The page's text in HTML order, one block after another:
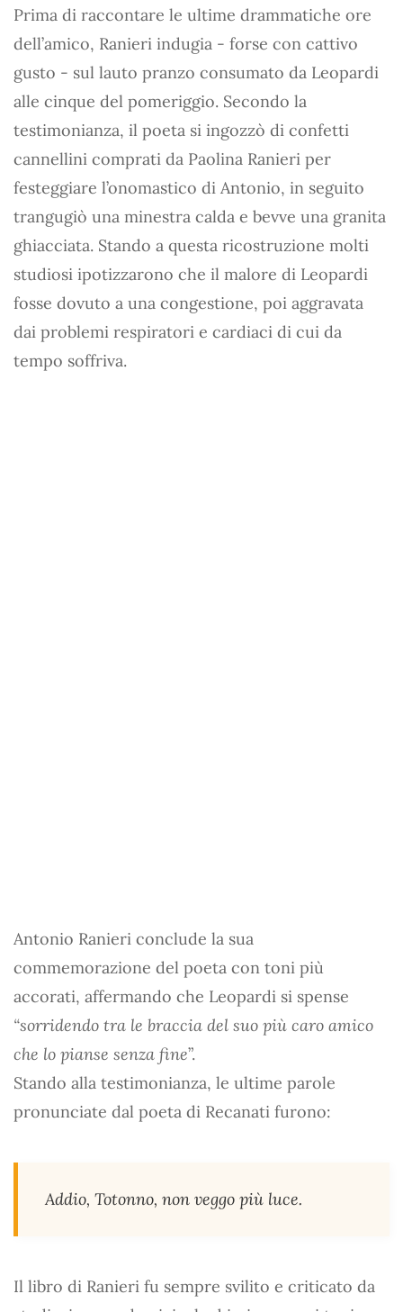
Prima di raccontare le ultime drammatiche ore
dell’amico, Ranieri indugia - forse con cattivo
gusto - sul lauto pranzo consumato da Leopardi
alle cinque del pomeriggio. Secondo la
testimonianza, il poeta si ingozzò di confetti
cannellini comprati da Paolina Ranieri per
festeggiare l’onomastico di Antonio, in seguito
trangugiò una minestra calda e bevve una granita
ghiacciata. Stando a questa ricostruzione molti
studiosi ipotizzarono che il malore di Leopardi
fosse dovuto a una congestione, poi aggravata
dai problemi respiratori e cardiaci di cui da
tempo soffriva.
Antonio Ranieri conclude la sua
commemorazione del poeta con toni più
accorati, affermando che Leopardi si spense
“sorridendo tra le braccia del suo più caro amico
che lo pianse senza fine”.
Stando alla testimonianza, le ultime parole
pronunciate dal poeta di Recanati furono:
Addio, Totonno, non veggo più luce.
Il libro di Ranieri fu sempre svilito e criticato da